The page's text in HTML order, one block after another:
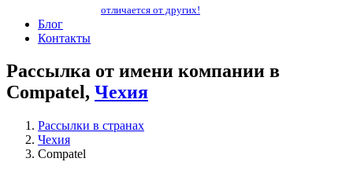
отличается от других!
Блог
Контакты
Рассылка от имени компании в
Compatel, Чехия
Рассылки в странах
Чехия
Compatel